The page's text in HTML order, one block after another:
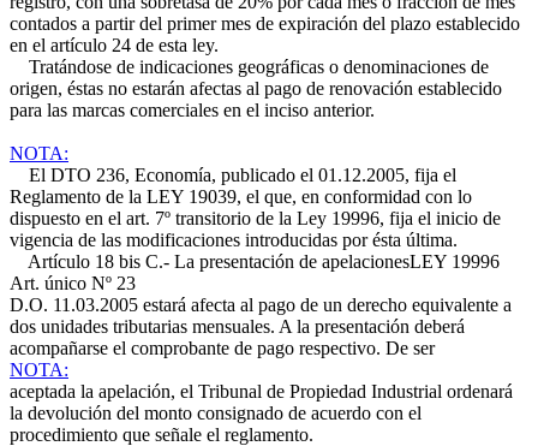
contados a partir del primer mes de expiración del plazo establecido
en el artículo 24 de esta ley.
Tratándose de indicaciones geográficas o denominaciones de
origen, éstas no estarán afectas al pago de renovación establecido
para las marcas comerciales en el inciso anterior.
NOTA:
El DTO 236, Economía, publicado el 01.12.2005, fija el
Reglamento de la LEY 19039, el que, en conformidad con lo
dispuesto en el art. 7º transitorio de la Ley 19996, fija el inicio de
vigencia de las modificaciones introducidas por ésta última.
Artículo 18 bis C.- La presentación de apelacionesLEY 19996
Art. único Nº 23
D.O. 11.03.2005 estará afecta al pago de un derecho equivalente a
dos unidades tributarias mensuales. A la presentación deberá
acompañarse el comprobante de pago respectivo. De ser
NOTA:
aceptada la apelación, el Tribunal de Propiedad Industrial ordenará
la devolución del monto consignado de acuerdo con el
procedimiento que señale el reglamento.